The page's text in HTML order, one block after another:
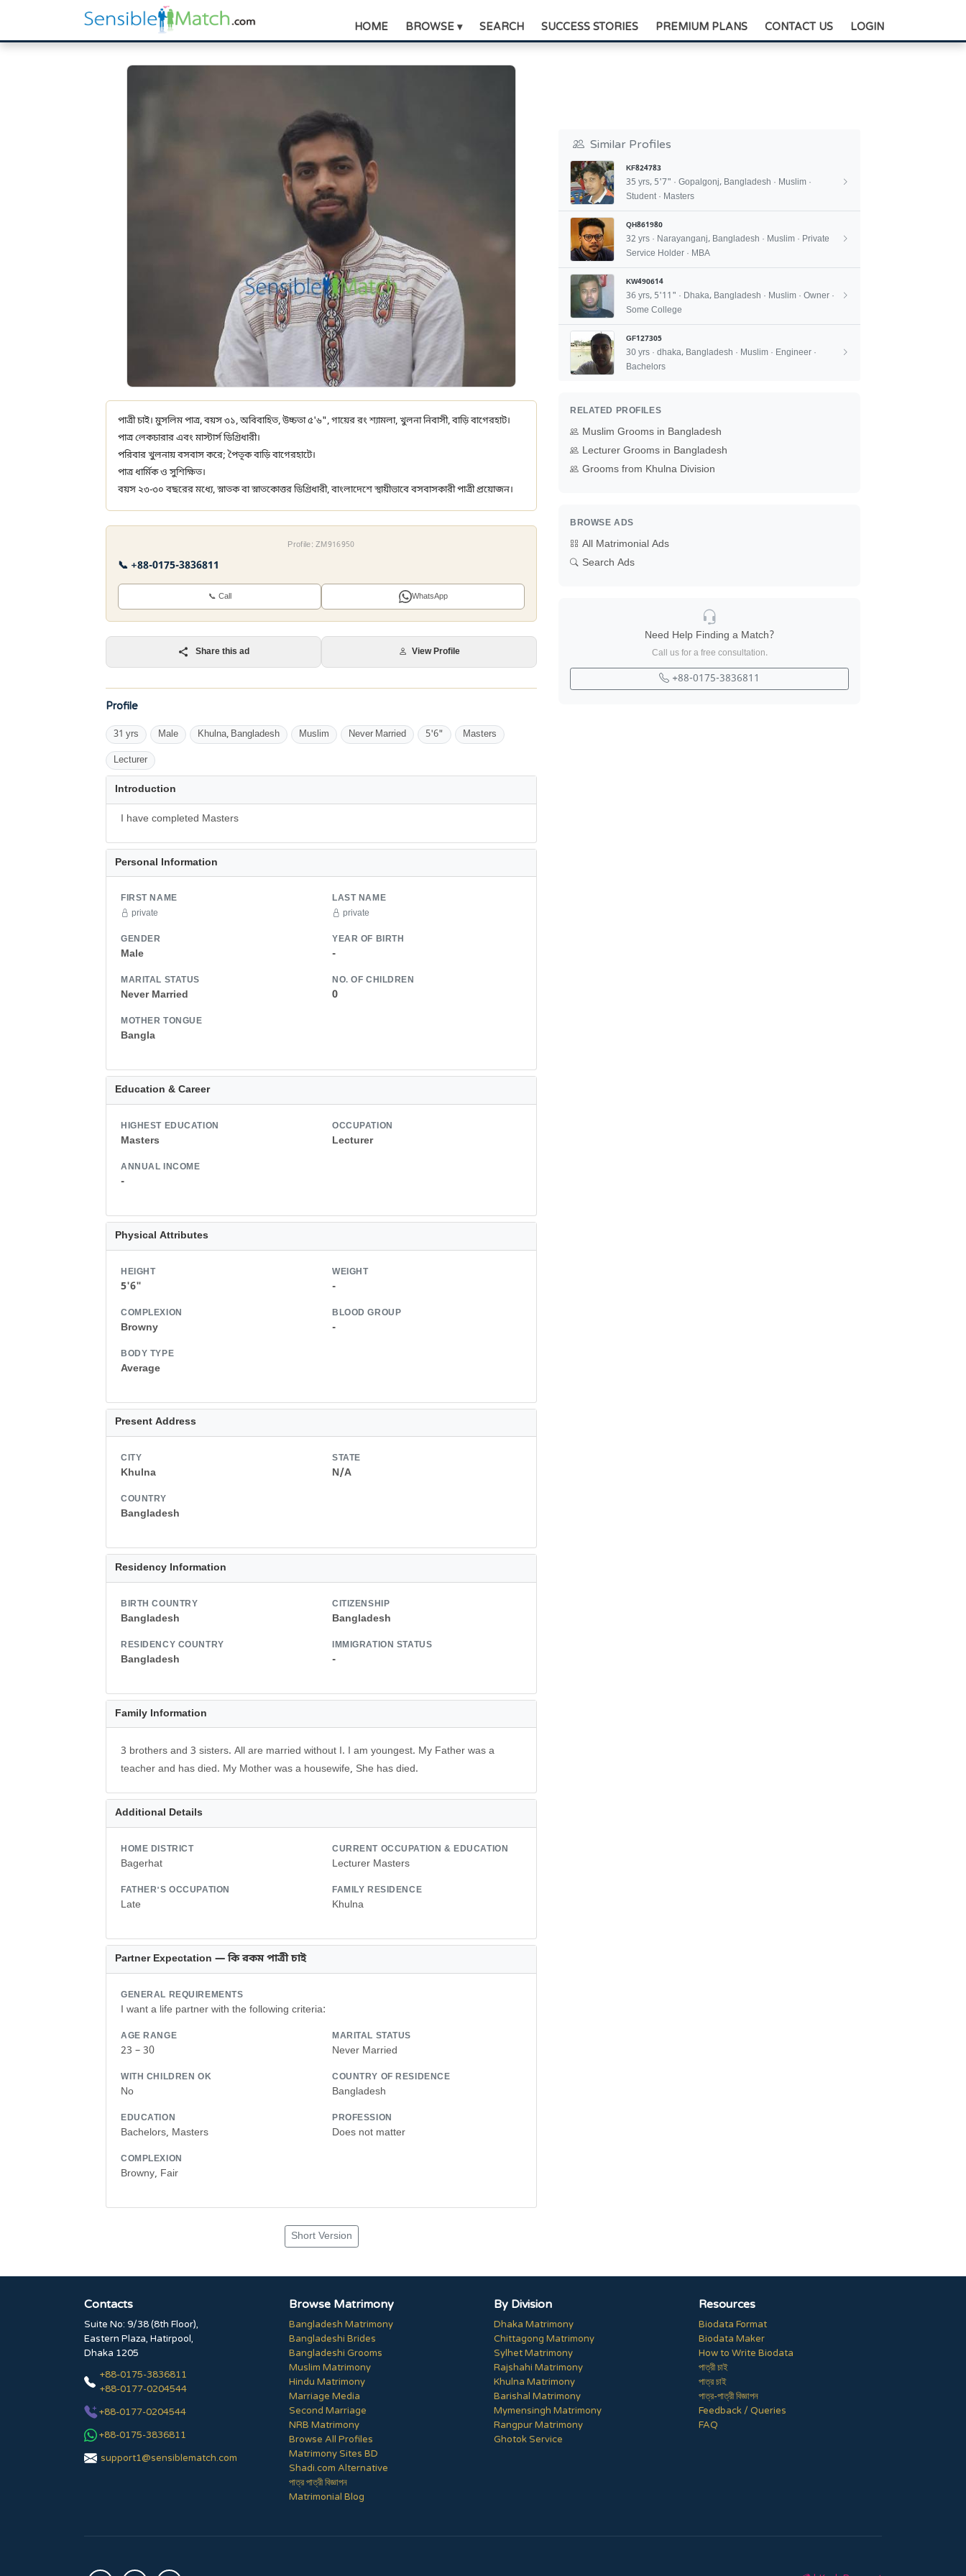
HOME BROWSE ▾ SEARCH SUCCESS STORIES PREMIUM PLANS CONTACT US LOGIN
পাত্রী চাই। মুসলিম পাত্র, বয়স ৩১, অবিবাহিত, উচ্চতা ৫'৬", গায়ের রং শ্যামলা, খুলনা নিবাসী, বাড়ি বাগেরহাট।
পাত্র লেকচারার এবং মাস্টার্স ডিগ্রিধারী।
পরিবার খুলনায় বসবাস করে; পৈতৃক বাড়ি বাগেরহাটে।
পাত্র ধার্মিক ও সুশিক্ষিত।
বয়স ২৩-৩০ বছরের মধ্যে, স্নাতক বা স্নাতকোত্তর ডিগ্রিধারী, বাংলাদেশে স্থায়ীভাবে বসবাসকারী পাত্রী প্রয়োজন।
Profile: ZM916950
📞 +88-0175-3836811
📞 Call WhatsApp
Share this ad View Profile
Profile
31 yrs Male Khulna, Bangladesh Muslim Never Married 5'6" Masters
Lecturer
Introduction
I have completed Masters
Personal Information
FIRST NAME
private
LAST NAME
private
GENDER
Male
YEAR OF BIRTH
-
MARITAL STATUS
Never Married
NO. OF CHILDREN
0
MOTHER TONGUE
Bangla
Education & Career
HIGHEST EDUCATION
Masters
OCCUPATION
Lecturer
ANNUAL INCOME
-
Physical Attributes
HEIGHT
5'6"
WEIGHT
-
COMPLEXION
Browny
BLOOD GROUP
-
BODY TYPE
Average
Present Address
CITY
Khulna
STATE
N/A
COUNTRY
Bangladesh
Residency Information
BIRTH COUNTRY
Bangladesh
CITIZENSHIP
Bangladesh
RESIDENCY COUNTRY
Bangladesh
IMMIGRATION STATUS
-
Family Information
3 brothers and 3 sisters. All are married without I. I am youngest. My Father was a
teacher and has died. My Mother was a housewife, She has died.
Additional Details
HOME DISTRICT
Bagerhat
CURRENT OCCUPATION & EDUCATION
Lecturer Masters
FATHER'S OCCUPATION
Late
FAMILY RESIDENCE
Khulna
Partner Expectation — কি রকম পাত্রী চাই
GENERAL REQUIREMENTS
I want a life partner with the following criteria:
AGE RANGE
23 – 30
MARITAL STATUS
Never Married
WITH CHILDREN OK
No
COUNTRY OF RESIDENCE
Bangladesh
EDUCATION
Bachelors, Masters
PROFESSION
Does not matter
COMPLEXION
Browny, Fair
Short Version
Similar Profiles
KF824783
35 yrs, 5'7" · Gopalgonj, Bangladesh · Muslim ·
Student · Masters
QH861980
32 yrs · Narayanganj, Bangladesh · Muslim · Private
Service Holder · MBA
KW490614
36 yrs, 5'11" · Dhaka, Bangladesh · Muslim · Owner ·
Some College
GF127305
30 yrs · dhaka, Bangladesh · Muslim · Engineer ·
Bachelors
RELATED PROFILES
Muslim Grooms in Bangladesh
Lecturer Grooms in Bangladesh
Grooms from Khulna Division
BROWSE ADS
All Matrimonial Ads
Search Ads
Need Help Finding a Match?
Call us for a free consultation.
+88-0175-3836811
Contacts
Suite No: 9/38 (8th Floor),
Eastern Plaza, Hatirpool,
Dhaka 1205
+88-0175-3836811
+88-0177-0204544
+88-0177-0204544
+88-0175-3836811
support1@sensiblematch.com
Browse Matrimony
Bangladesh Matrimony
Bangladeshi Brides
Bangladeshi Grooms
Muslim Matrimony
Hindu Matrimony
Marriage Media
Second Marriage
NRB Matrimony
Browse All Profiles
Matrimony Sites BD
Shadi.com Alternative
পাত্র পাত্রী বিজ্ঞাপন
Matrimonial Blog
By Division
Dhaka Matrimony
Chittagong Matrimony
Sylhet Matrimony
Rajshahi Matrimony
Khulna Matrimony
Barishal Matrimony
Mymensingh Matrimony
Rangpur Matrimony
Ghotok Service
Resources
Biodata Format
Biodata Maker
How to Write Biodata
পাত্রী চাই
পাত্র চাই
পাত্র-পাত্রী বিজ্ঞাপন
Feedback / Queries
FAQ